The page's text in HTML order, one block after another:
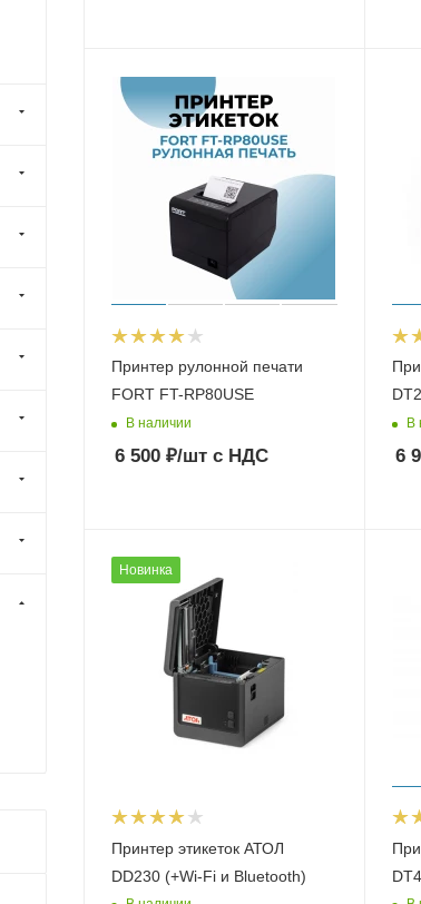
Принтер рулонной печати
FORT FT-RP80USE
В наличии
6 500 ₽/шт с НДС
В
6
Новинка
Принтер этикеток АТОЛ
DD230 (+Wi-Fi и Bluetooth)